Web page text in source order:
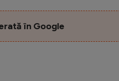
în Google